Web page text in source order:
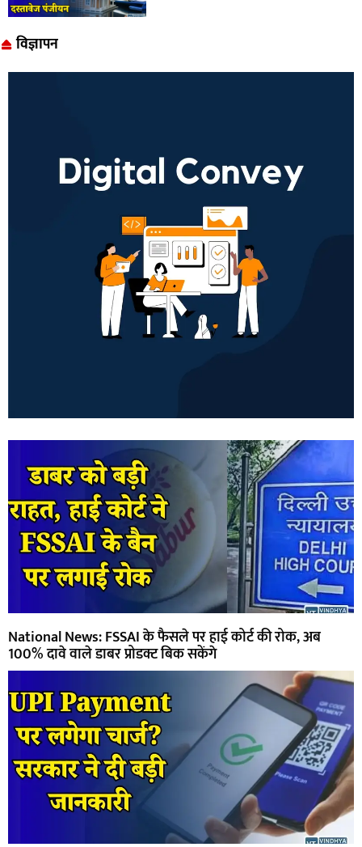
विज्ञापन
National News: FSSAI के फैसले पर हाई कोर्ट की रोक, अब
100% दावे वाले डाबर प्रोडक्ट बिक सकेंगे